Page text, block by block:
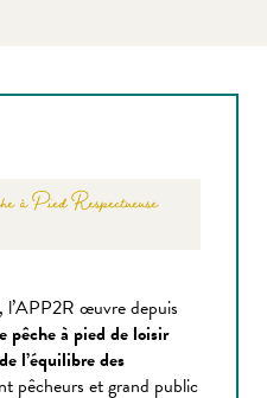
à Pied Respectueuse
l’APP2R œuvre depuis
pêche à pied de loisir
l’équilibre des
pêcheurs et grand public